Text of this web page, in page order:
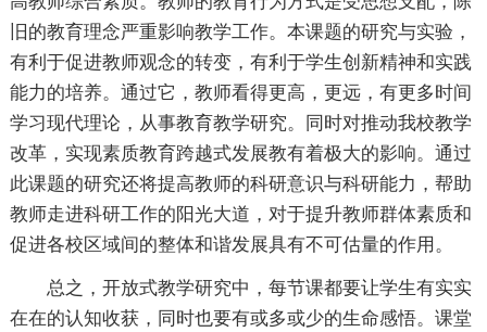
旧的教育理念严重影响教学工作。本课题的研究与实验，
有利于促进教师观念的转变，有利于学生创新精神和实践
能力的培养。通过它，教师看得更高，更远，有更多时间
学习现代理论，从事教育教学研究。同时对推动我校教学
改革，实现素质教育跨越式发展教有着极大的影响。通过
此课题的研究还将提高教师的科研意识与科研能力，帮助
教师走进科研工作的阳光大道，对于提升教师群体素质和
促进各校区域间的整体和谐发展具有不可估量的作用。
总之，开放式教学研究中，每节课都要让学生有实实
在在的认知收获，同时也要有或多或少的生命感悟。课堂